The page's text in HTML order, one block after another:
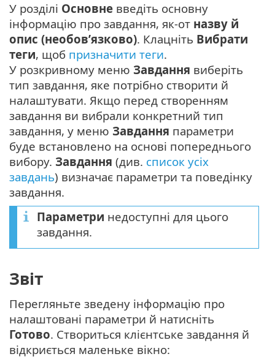
У розділі Основне введіть основну
інформацію про завдання, як-от назву й
опис (необов’язково). Клацніть Вибрати
теги, щоб призначити теги.
У розкривному меню Завдання виберіть
тип завдання, яке потрібно створити й
налаштувати. Якщо перед створенням
завдання ви вибрали конкретний тип
завдання, у меню Завдання параметри
буде встановлено на основі попереднього
вибору. Завдання (див. список усіх
завдань) визначає параметри та поведінку
завдання.
Параметри недоступні для цього
завдання.
Звіт
Перегляньте зведену інформацію про
налаштовані параметри й натисніть
Готово. Створиться клієнтське завдання й
відкриється маленьке вікно: